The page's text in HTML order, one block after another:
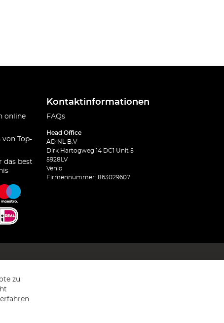
online
von Top-
das best
Kontaktinformationen
FAQs
Head Office
AD NL B.V
Dirk Hartogweg 14 DC1 Unit 5
5928LV
Venlo
Firmennummer: 863029607
zu